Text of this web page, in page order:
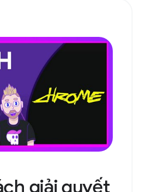
giải quyết